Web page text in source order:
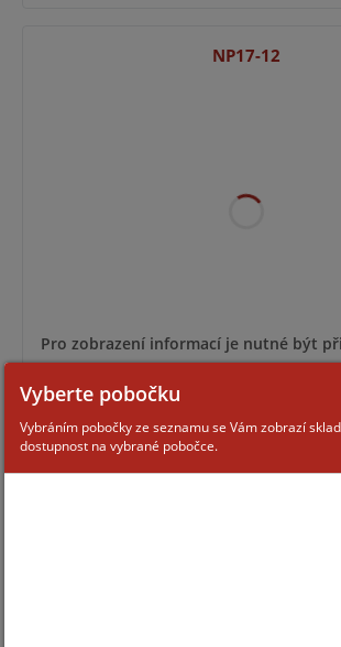
NP17-12
Pro zobrazení informací je nutné být
OT5-12
Vyberte pobočku
Vybráním pobočky ze seznamu se Vám zobrazí
dostupnost na vybrané pobočce.